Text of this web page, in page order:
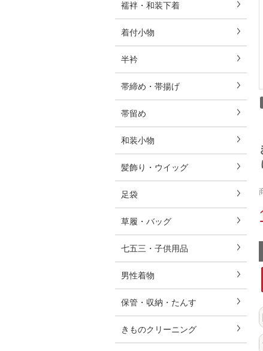
襦袢・和装下着
着付小物
半衿
帯締め・帯揚げ
帯留め
和装小物
髪飾り・ウイッグ
足袋
草履・バッグ
七五三・子供用品
男性着物
保管・収納・たんす
きものクリーニング